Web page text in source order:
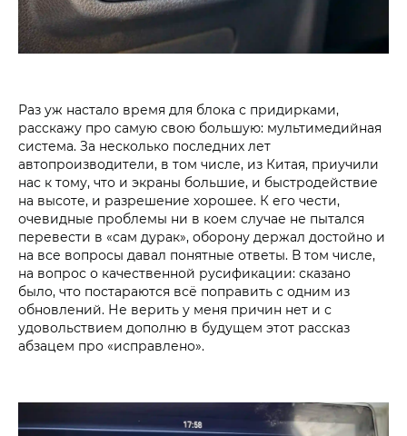
Раз уж настало время для блока с придирками,
расскажу про самую свою большую: мультимедийная
система. За несколько последних лет
автопроизводители, в том числе, из Китая, приучили
нас к тому, что и экраны большие, и быстродействие
на высоте, и разрешение хорошее. К его чести,
очевидные проблемы ни в коем случае не пытался
перевести в «сам дурак», оборону держал достойно и
на все вопросы давал понятные ответы. В том числе,
на вопрос о качественной русификации: сказано
было, что постараются всё поправить с одним из
обновлений. Не верить у меня причин нет и с
удовольствием дополню в будущем этот рассказ
абзацем про «исправлено».